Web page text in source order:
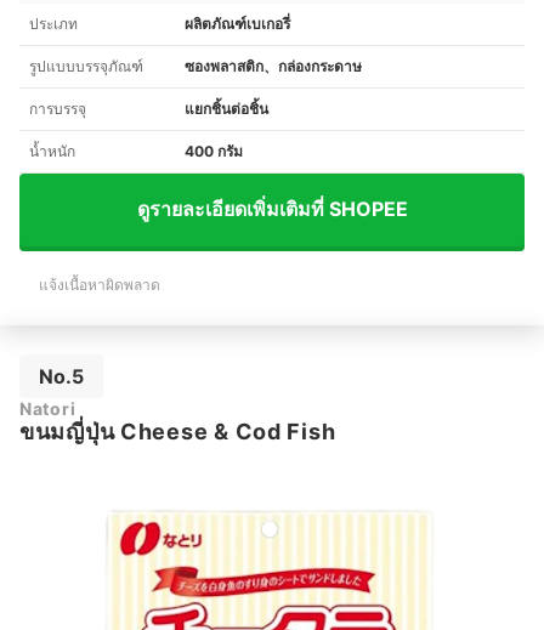
ประเภท ผลิตภัณฑ์เบเกอรี่
รูปแบบบรรจุภัณฑ์ ซองพลาสติก、กล่องกระดาษ
การบรรจุ แยกชิ้นต่อชิ้น
น้ำหนัก 400 กรัม
ดูรายละเอียดเพิ่มเติมที่ SHOPEE
แจ้งเนื้อหาผิดพลาด
No.5
Natori
ขนมญี่ปุ่น Cheese & Cod Fish